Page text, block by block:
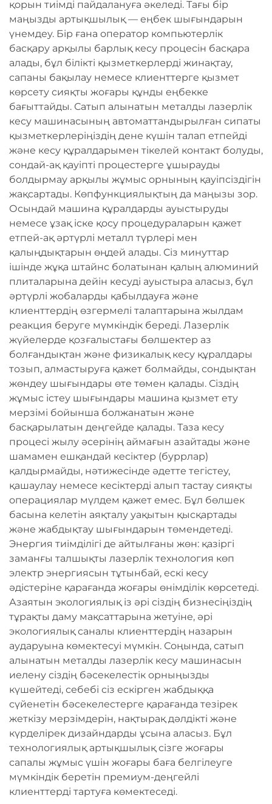
қорын тиімді пайдалануға әкеледі. Тағы бір
маңызды артықшылық — еңбек шығындарын
үнемдеу. Бір ғана оператор компьютерлік
басқару арқылы барлық кесу процесін басқара
алады, бұл білікті қызметкерлерді жинақтау,
сапаны бақылау немесе клиенттерге қызмет
көрсету сияқты жоғары құнды еңбекке
бағыттайды. Сатып алынатын металды лазерлік
кесу машинасының автоматтандырылған сипаты
қызметкерлеріңіздің дене күшін талап етпейді
және кесу құралдарымен тікелей контакт болуды,
сондай-ақ қауіпті процестерге ұшырауды
болдырмау арқылы жұмыс орнының қауіпсіздігін
жақсартады. Көпфункциялықтың да маңызы зор.
Осындай машина құралдарды ауыстыруды
немесе ұзақ іске қосу процедураларын қажет
етпей-ақ әртүрлі металл түрлері мен
қалыңдықтарын өңдей алады. Сіз минуттар
ішінде жұқа штайнс болатынан қалың алюминий
плиталарына дейін кесуді ауыстыра аласыз, бұл
әртүрлі жобаларды қабылдауға және
клиенттердің өзгермелі талаптарына жылдам
реакция беруге мүмкіндік береді. Лазерлік
жүйелерде қозғалыстағы бөлшектер аз
болғандықтан және физикалық кесу құралдары
тозып, алмастыруға қажет болмайды, сондықтан
жөндеу шығындары өте төмен қалады. Сіздің
жұмыс істеу шығындары машина қызмет ету
мерзімі бойынша болжанатын және
басқарылатын деңгейде қалады. Таза кесу
процесі жылу әсерінің аймағын азайтады және
шамамен ешқандай кесіктер (буррлар)
қалдырмайды, нәтижесінде әдетте тегістеу,
қашаулау немесе кесіктерді алып тастау сияқты
операциялар мүлдем қажет емес. Бұл бөлшек
басына келетін аяқталу уақытын қысқартады
және жабдықтау шығындарын төмендетеді.
Энергия тиімділігі де айтылғаны жөн: қазіргі
заманғы талшықты лазерлік технология көп
электр энергиясын тұтынбай, ескі кесу
әдістеріне қарағанда жоғары өнімділік көрсетеді.
Азаятын экологиялық із әрі сіздің бизнесіңіздің
тұрақты даму мақсаттарына жетуіне, әрі
экологиялық саналы клиенттердің назарын
аударуына көмектесуі мүмкін. Соңында, сатып
алынатын металды лазерлік кесу машинасын
иелену сіздің бәсекелестік орныңызды
күшейтеді, себебі сіз ескірген жабдыққа
сүйенетін бәсекелестерге қарағанда тезірек
жеткізу мерзімдерін, нақтырақ дәлдікті және
күрделірек дизайндарды ұсына аласыз. Бұл
технологиялық артықшылық сізге жоғары
сапалы жұмыс үшін жоғары баға белгілеуге
мүмкіндік беретін премиум-деңгейлі
клиенттерді тартуға көмектеседі.